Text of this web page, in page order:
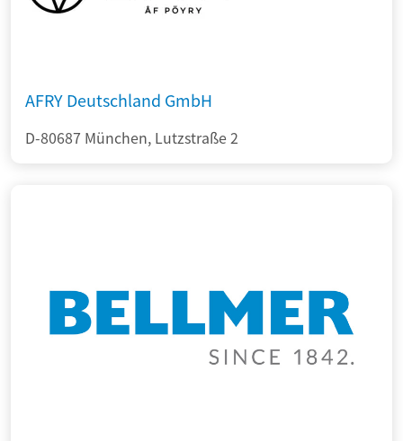
AFRY Deutschland GmbH
D-80687 München, Lutzstraße 2